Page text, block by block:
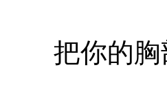
把你的胸